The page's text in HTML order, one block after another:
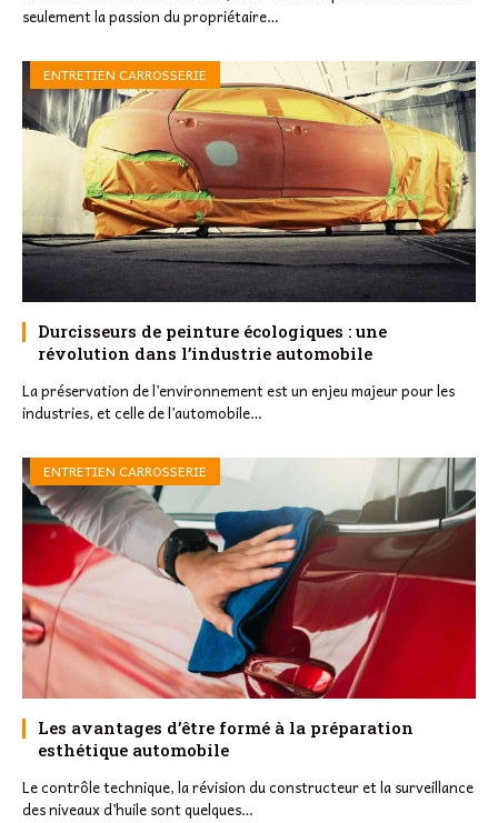
seulement la passion du propriétaire…
ENTRETIEN CARROSSERIE
Durcisseurs de peinture écologiques : une
révolution dans l’industrie automobile
La préservation de l’environnement est un enjeu majeur pour les
industries, et celle de l’automobile…
ENTRETIEN CARROSSERIE
Les avantages d’être formé à la préparation
esthétique automobile
Le contrôle technique, la révision du constructeur et la surveillance
des niveaux d’huile sont quelques…